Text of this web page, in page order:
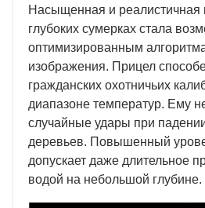
Насыщенная и реалистичная
глубоких сумерках стала
оптимизированным
изображения. Прицел
гражданских охотничьих
диапазоне температур. Ему
случайные удары при
деревьев. Повышенный
допускает даже длительное
водой на небольшой глубине.